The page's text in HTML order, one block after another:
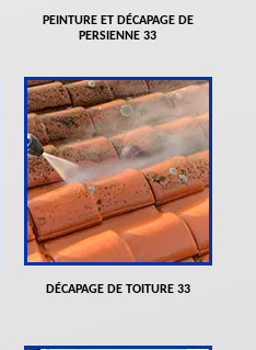
PEINTURE ET DÉCAPAGE DE
PERSIENNE 33
DÉCAPAGE DE TOITURE 33